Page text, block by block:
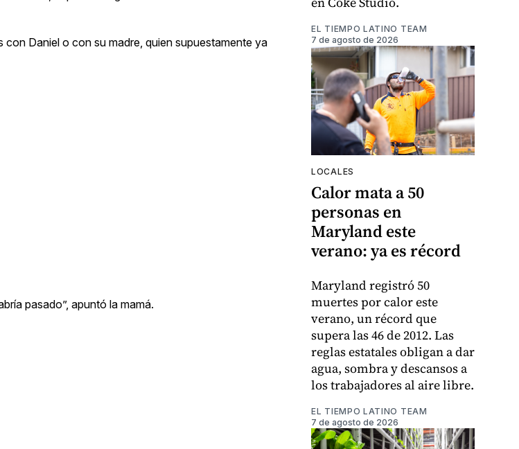
Daniel o con su madre, quien supuestamente ya
pasado”, apuntó la mamá.
EL TIEMPO LATINO TEAM
7 de agosto de 2026
LOCALES
Calor mata a 50
personas en
Maryland este
verano: ya es récord
Maryland registró 50
muertes por calor este
verano, un récord que
supera las 46 de 2012. Las
reglas estatales obligan a dar
agua, sombra y descansos a
los trabajadores al aire libre.
EL TIEMPO LATINO TEAM
7 de agosto de 2026